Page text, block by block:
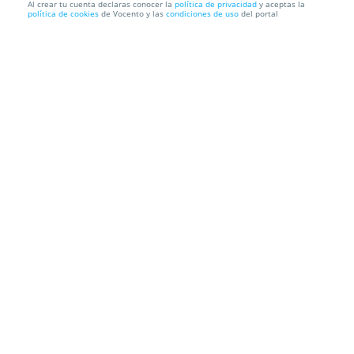
Concierto romántico a la luz de las velas en el
Al crear tu cuenta declaras conocer la política de privacidad y aceptas la
política de cookies de Vocento y las condiciones de uso del portal